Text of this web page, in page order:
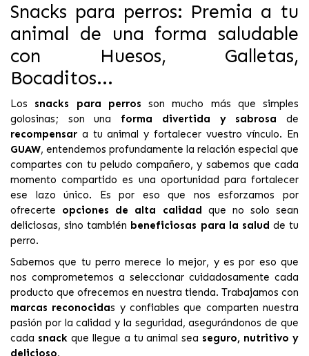
Snacks para perros: Premia a tu
animal de una forma saludable
con Huesos, Galletas,
Bocaditos...
Los snacks para perros son mucho más que simples
golosinas; son unaforma divertida y sabrosa de
recompensar a tu animal y fortalecer vuestro vínculo. En
GUAW, entendemos profundamente la relación especial que
compartes con tu peludo compañero, y sabemos que cada
momento compartido es una oportunidad para fortalecer
ese lazo único. Es por eso que nos esforzamos por
ofrecerte opciones de alta calidad que no solo sean
deliciosas, sino también beneficiosas para la salud de tu
perro.
Sabemos que tu perro merece lo mejor, y es por eso que
nos comprometemos a seleccionar cuidadosamente cada
producto que ofrecemos en nuestra tienda. Trabajamos con
marcas reconocidas y confiables que comparten nuestra
pasión por la calidad y la seguridad, asegurándonos de que
cada snackque llegue a tu animal sea seguro, nutritivo y
delicioso.